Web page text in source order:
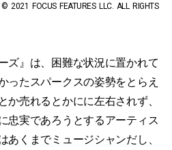
FOCUS FEATURES LLC. ALL RIGHTS
ズ』は、困難な状況に置かれて
ったスパークスの姿勢をとらえ
か売れるとかにに左右されず、
忠実であろうとするアーティス
あくまでミュージシャンだし、